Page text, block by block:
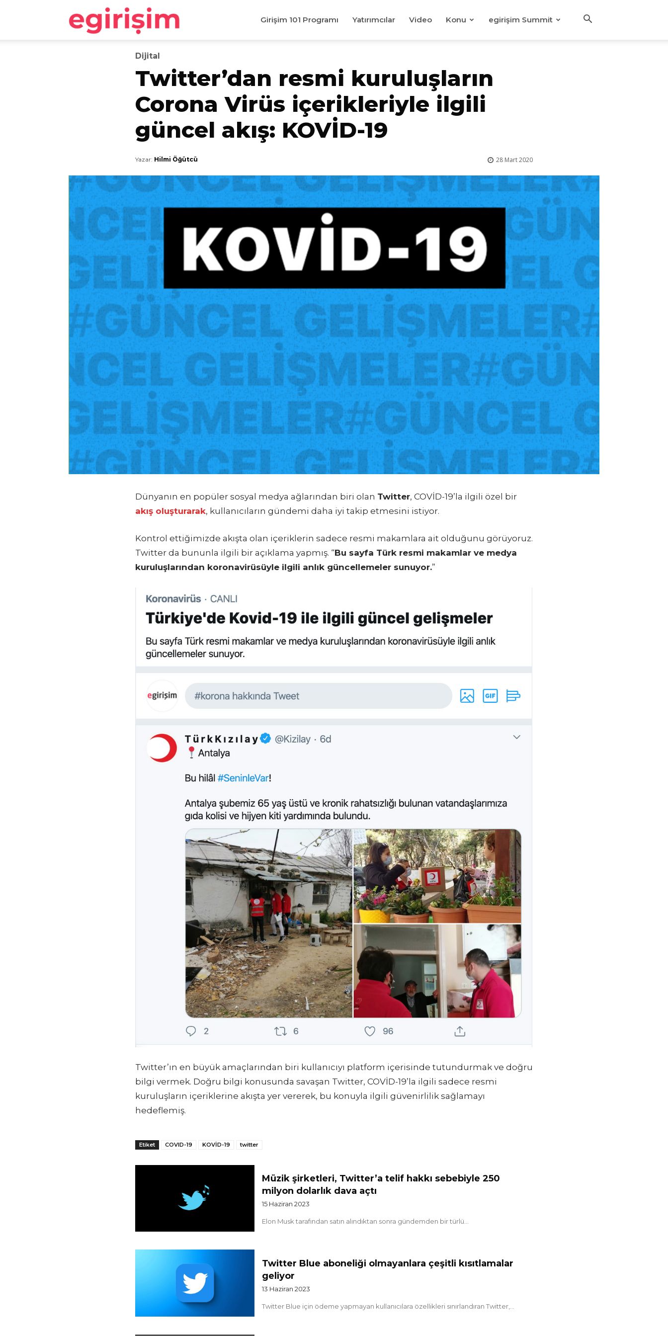
egirişim Girişim 101 Programı Yatırımcılar Video Konu egirişim Summit
Dijital
Twitter’dan resmi kuruluşların
Corona Virüs içerikleriyle ilgili
güncel akış: KOVİD-19
28 Mart 2020
Yazar: Hilmi Öğütcü
Dünyanın en popüler sosyal medya ağlarından biri olan Twitter, COVİD-19’la ilgili özel bir
akış oluşturarak, kullanıcıların gündemi daha iyi takip etmesini istiyor.
Kontrol ettiğimizde akışta olan içeriklerin sadece resmi makamlara ait olduğunu görüyoruz.
Twitter da bununla ilgili bir açıklama yapmış. “Bu sayfa Türk resmi makamlar ve medya
kuruluşlarından koronavirüsüyle ilgili anlık güncellemeler sunuyor.”
Twitter’ın en büyük amaçlarından biri kullanıcıyı platform içerisinde tutundurmak ve doğru
bilgi vermek. Doğru bilgi konusunda savaşan Twitter, COVİD-19’la ilgili sadece resmi
kuruluşların içeriklerine akışta yer vererek, bu konuyla ilgili güvenirlilik sağlamayı
hedeflemiş.
Etiket COVID-19 KOVİD-19 twitter
Müzik şirketleri, Twitter’a telif hakkı sebebiyle 250
milyon dolarlık dava açtı
15 Haziran 2023
Elon Musk tarafından satın alındıktan sonra gündemden bir türlü...
Twitter Blue aboneliği olmayanlara çeşitli kısıtlamalar
geliyor
13 Haziran 2023
Twitter Blue için ödeme yapmayan kullanıcılara özellikleri sınırlandıran Twitter,...